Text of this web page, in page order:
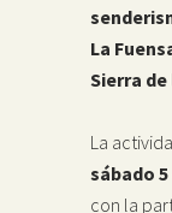
La
Sierra
La
sábado
con la